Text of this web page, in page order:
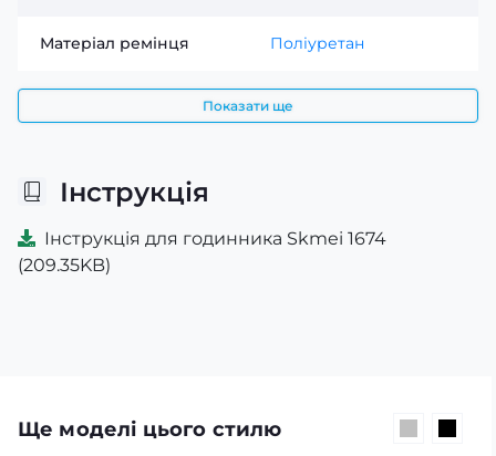
Матеріал ремінця Поліуретан
Показати ще
Інструкція
Інструкція для годинника Skmei 1674
(209.35KB)
Ще моделі цього стилю